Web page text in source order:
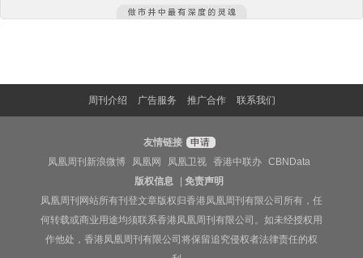
周刊介绍 广告服务 推广合作 联系我们
友情链接 申请
凤凰周刊新浪微博
凤凰网 凤凰卫视 香港中联办
CBNData
版权信息
|免责声明
凤凰周刊网站所有刊登文章版权归香港凤凰周刊有限公司所有，任
何转载或商业用途均须联系香港凤凰周刊有限公司。如未经授权用
作他处，香港凤凰周刊有限公司将保留追究侵权者法律责任的权